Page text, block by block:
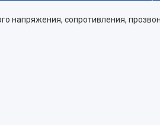
напряжения, сопротивления,